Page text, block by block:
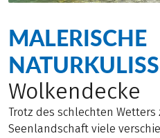
MALERISCHE
Wolkendecke
Trotz des schlechten
Seenlandschaft viele